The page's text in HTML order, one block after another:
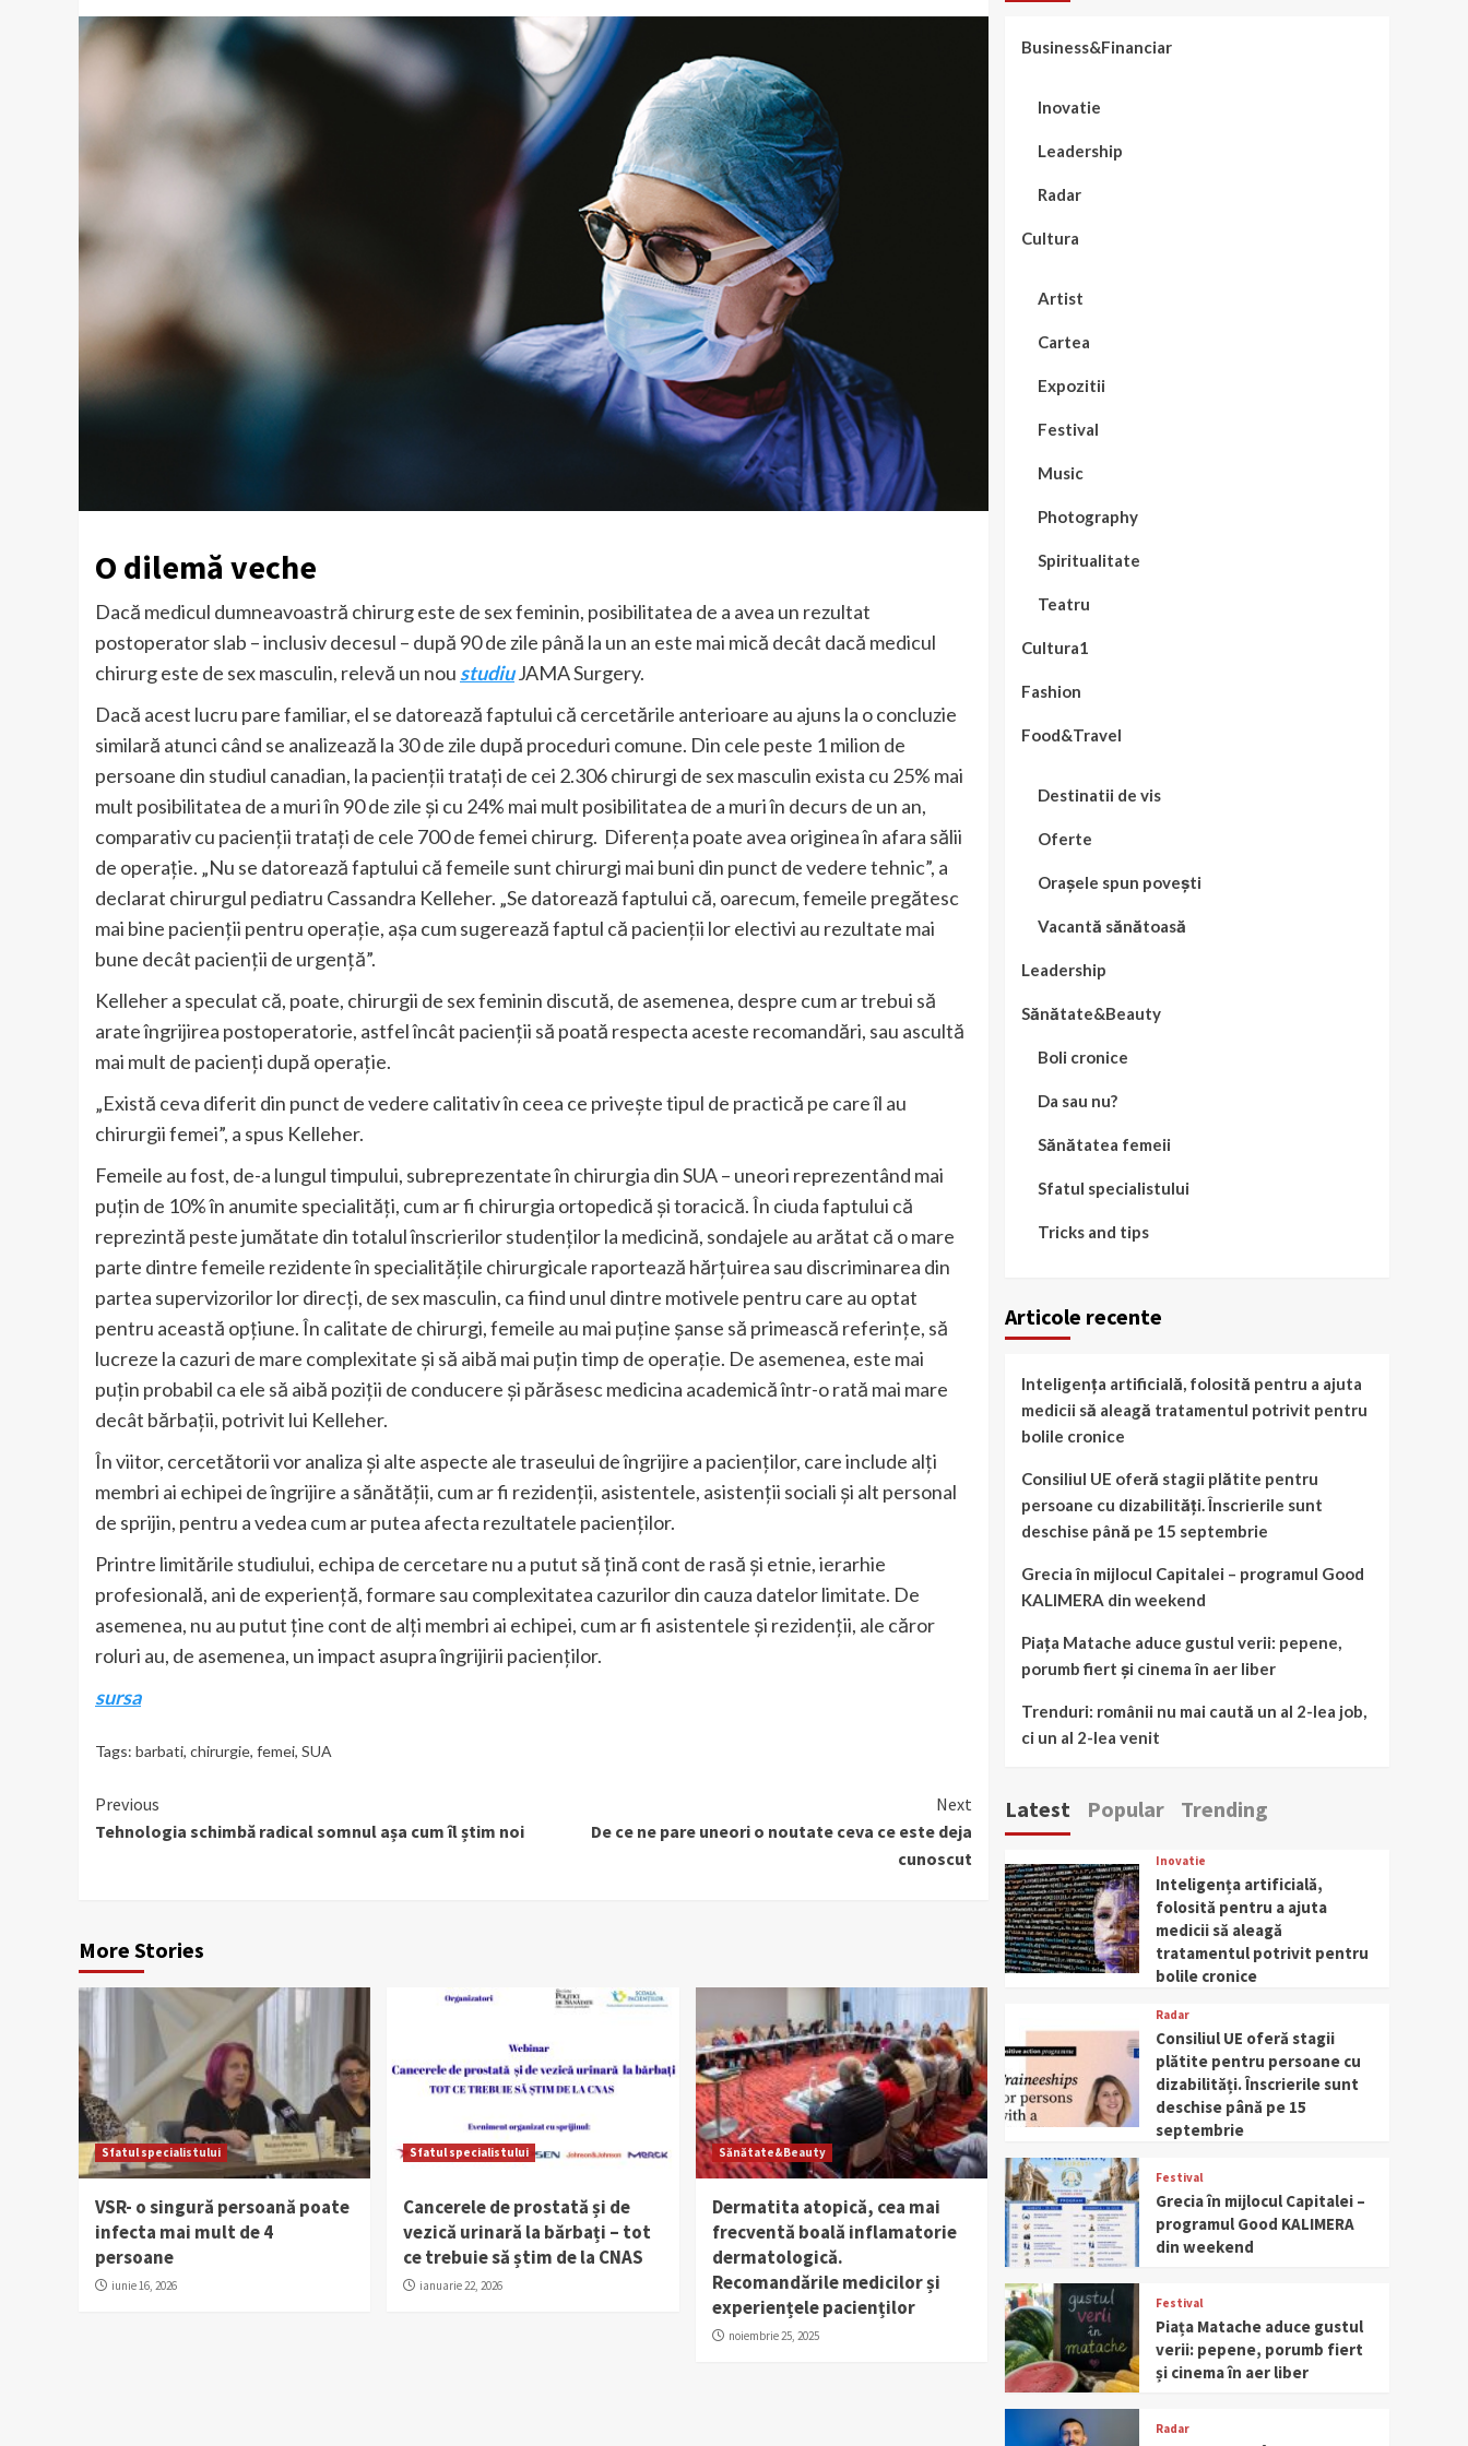
O dilemă veche
Dacă medicul dumneavoastră chirurg este de sex feminin, posibilitatea de a avea un rezultat
postoperator slab – inclusiv decesul – după 90 de zile până la un an este mai mică decât dacă medicul
chirurg este de sex masculin, relevă un nou studiuJAMA Surgery.
Dacă acest lucru pare familiar, el se datorează faptului că cercetările anterioare au ajuns la o concluzie
similară atunci când se analizează la 30 de zile după proceduri comune. Din cele peste 1 milion de
persoane din studiul canadian, la pacienții tratați de cei 2.306 chirurgi de sex masculin exista cu 25% mai
mult posibilitatea de a muri în 90 de zile și cu 24% mai mult posibilitatea de a muri în decurs de un an,
comparativ cu pacienții tratați de cele 700 de femei chirurg. Diferența poate avea originea în afara sălii
de operație. „Nu se datorează faptului că femeile sunt chirurgi mai buni din punct de vedere tehnic”, a
declarat chirurgul pediatru Cassandra Kelleher. „Se datorează faptului că, oarecum, femeile pregătesc
mai bine pacienții pentru operație, așa cum sugerează faptul că pacienții lor electivi au rezultate mai
bune decât pacienții de urgență”.
Kelleher a speculat că, poate, chirurgii de sex feminin discută, de asemenea, despre cum ar trebui să
arate îngrijirea postoperatorie, astfel încât pacienții să poată respecta aceste recomandări, sau ascultă
mai mult de pacienți după operație.
„Există ceva diferit din punct de vedere calitativ în ceea ce privește tipul de practică pe care îl au
chirurgii femei”, a spus Kelleher.
Femeile au fost, de-a lungul timpului, subreprezentate în chirurgia din SUA – uneori reprezentând mai
puțin de 10% în anumite specialități, cum ar fi chirurgia ortopedică și toracică. În ciuda faptului că
reprezintă peste jumătate din totalul înscrierilor studenților la medicină, sondajele au arătat că o mare
parte dintre femeile rezidente în specialitățile chirurgicale raportează hărțuirea sau discriminarea din
partea supervizorilor lor direcți, de sex masculin, ca fiind unul dintre motivele pentru care au optat
pentru această opțiune. În calitate de chirurgi, femeile au mai puține șanse să primească referințe, să
lucreze la cazuri de mare complexitate și să aibă mai puțin timp de operație. De asemenea, este mai
puțin probabil ca ele să aibă poziții de conducere și părăsesc medicina academică într-o rată mai mare
decât bărbații, potrivit lui Kelleher.
În viitor, cercetătorii vor analiza și alte aspecte ale traseului de îngrijire a pacienților, care include alți
membri ai echipei de îngrijire a sănătății, cum ar fi rezidenții, asistentele, asistenții sociali și alt personal
de sprijin, pentru a vedea cum ar putea afecta rezultatele pacienților.
Printre limitările studiului, echipa de cercetare nu a putut să țină cont de rasă și etnie, ierarhie
profesională, ani de experiență, formare sau complexitatea cazurilor din cauza datelor limitate. De
asemenea, nu au putut ține cont de alți membri ai echipei, cum ar fi asistentele și rezidenții, ale căror
roluri au, de asemenea, un impact asupra îngrijirii pacienților.
sursa
Tags: barbati, chirurgie, femei, SUA
Continue
Reading
Previous
Tehnologia schimbă radical somnul așa cum îl știm noi
Next
De ce ne pare uneori o noutate ceva ce este deja
cunoscut
More Stories
Sfatul specialistului
VSR- o singură persoană poate
infecta mai mult de 4
persoane
iunie 16, 2026
Sfatul specialistului
Cancerele de prostată și de
vezică urinară la bărbați – tot
ce trebuie să știm de la CNAS
ianuarie 22, 2026
Sănătate&Beauty
Dermatita atopică, cea mai
frecventă boală inflamatorie
dermatologică.
Recomandările medicilor și
experiențele pacienților
noiembrie 25, 2025
Business&Financiar
Inovatie
Leadership
Radar
Cultura
Artist
Cartea
Expozitii
Festival
Music
Photography
Spiritualitate
Teatru
Cultura1
Fashion
Food&Travel
Destinatii de vis
Oferte
Orașele spun povești
Vacantă sănătoasă
Leadership
Sănătate&Beauty
Boli cronice
Da sau nu?
Sănătatea femeii
Sfatul specialistului
Tricks and tips
Articole recente
Inteligența artificială, folosită pentru a ajuta
medicii să aleagă tratamentul potrivit pentru
bolile cronice
Consiliul UE oferă stagii plătite pentru
persoane cu dizabilități. Înscrierile sunt
deschise până pe 15 septembrie
Grecia în mijlocul Capitalei – programul Good
KALIMERA din weekend
Piața Matache aduce gustul verii: pepene,
porumb fiert și cinema în aer liber
Trenduri: românii nu mai caută un al 2-lea job,
ci un al 2-lea venit
Latest Popular Trending
Inovatie
Inteligența artificială,
folosită pentru a ajuta
medicii să aleagă
tratamentul potrivit pentru
bolile cronice
Radar
Consiliul UE oferă stagii
plătite pentru persoane cu
dizabilități. Înscrierile sunt
deschise până pe 15
septembrie
Festival
Grecia în mijlocul Capitalei –
programul Good KALIMERA
din weekend
Festival
Piața Matache aduce gustul
verii: pepene, porumb fiert
și cinema în aer liber
Radar